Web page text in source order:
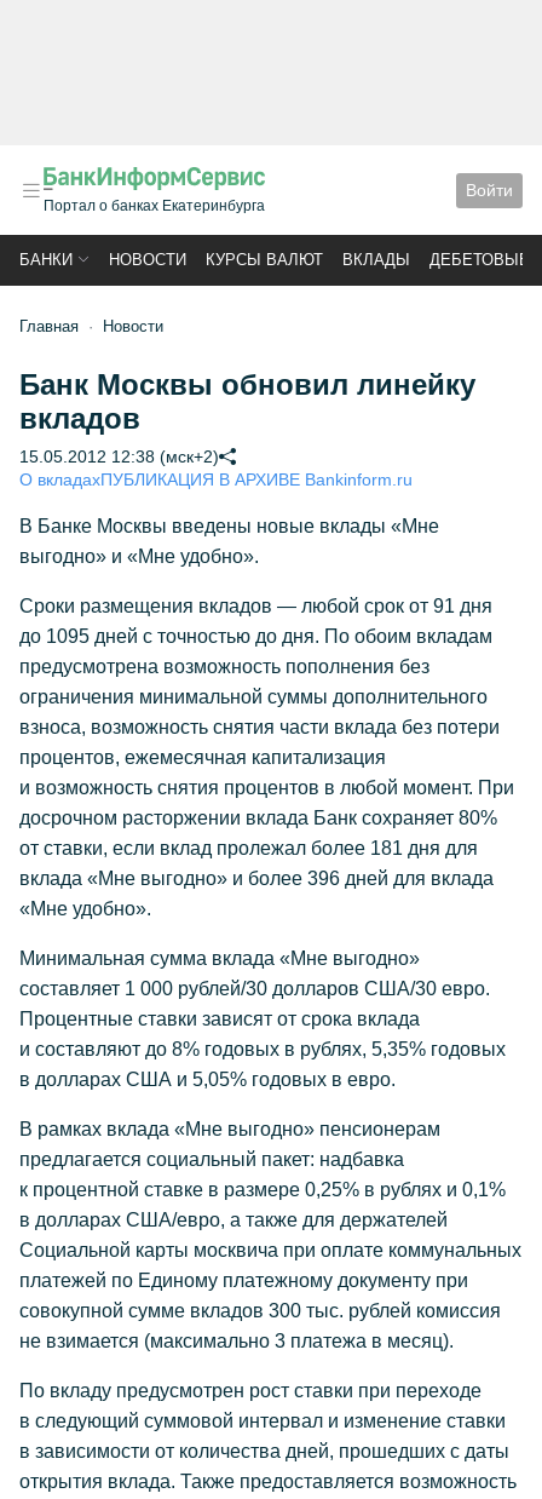
Портал о банках Екатеринбурга
Войти
БАНКИ НОВОСТИ КУРСЫ ВАЛЮТ ВКЛАДЫ ДЕБЕТОВЫЕ
Главная Новости
Банк Москвы обновил линейку
вкладов
15.05.2012 12:38 (мск+2)
О вкладахПУБЛИКАЦИЯ В АРХИВЕ Bankinform.ru
В Банке Москвы введены новые вклады «Мне
выгодно» и «Мне удобно».
Сроки размещения вкладов — любой срок от 91 дня
до 1095 дней с точностью до дня. По обоим вкладам
предусмотрена возможность пополнения без
ограничения минимальной суммы дополнительного
взноса, возможность снятия части вклада без потери
процентов, ежемесячная капитализация
и возможность снятия процентов в любой момент. При
досрочном расторжении вклада Банк сохраняет 80%
от ставки, если вклад пролежал более 181 дня для
вклада «Мне выгодно» и более 396 дней для вклада
«Мне удобно».
Минимальная сумма вклада «Мне выгодно»
составляет 1 000 рублей/30 долларов США/30 евро.
Процентные ставки зависят от срока вклада
и составляют до 8% годовых в рублях, 5,35% годовых
в долларах США и 5,05% годовых в евро.
В рамках вклада «Мне выгодно» пенсионерам
предлагается социальный пакет: надбавка
к процентной ставке в размере 0,25% в рублях и 0,1%
в долларах США/евро, а также для держателей
Социальной карты москвича при оплате коммунальных
платежей по Единому платежному документу при
совокупной сумме вкладов 300 тыс. рублей комиссия
не взимается (максимально 3 платежа в месяц).
По вкладу предусмотрен рост ставки при переходе
в следующий суммовой интервал и изменение ставки
в зависимости от количества дней, прошедших с даты
открытия вклада. Также предоставляется возможность